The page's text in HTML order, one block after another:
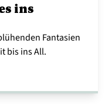
ins
Fantasien
bis ins All.